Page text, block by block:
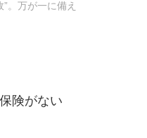
。万が一に備え
険がない